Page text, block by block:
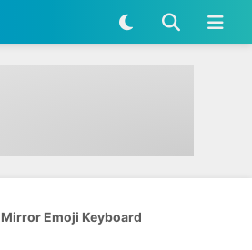
Mirror Emoji Keyboard